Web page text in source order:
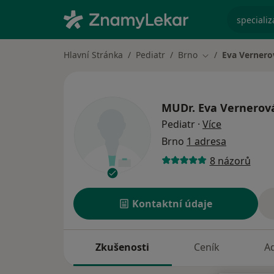
Hlavní Stránka Pediatr Brno Změna města
Eva
MUDr. Eva
Pediatr · Více
Brno 1 adresa
8 názorů
Kontaktní údaje
Zkušenosti Ceník